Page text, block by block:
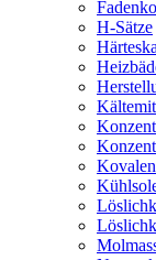
H-Sätze